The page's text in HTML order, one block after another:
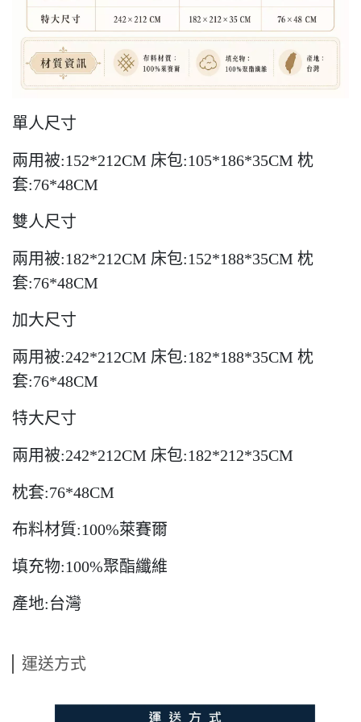
單人尺寸
兩用被:152*212CM 床包:105*186*35CM 枕
套:76*48CM
雙人尺寸
兩用被:182*212CM 床包:152*188*35CM 枕
套:76*48CM
加大尺寸
兩用被:242*212CM 床包:182*188*35CM 枕
套:76*48CM
特大尺寸
兩用被:242*212CM 床包:182*212*35CM
枕套:76*48CM
布料材質:100%萊賽爾
填充物:100%聚酯纖維
產地:台灣
運送方式